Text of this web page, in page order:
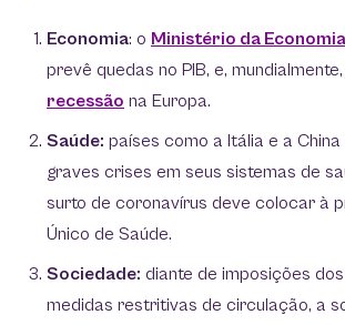
Economia: o Ministério da Economia
prevê quedas no PIB, e,
recessão na Europa.
Saúde: países como a Itália e a
graves crises em seus sistemas de
surto de coronavírus deve colocar à
Único de Saúde.
Sociedade: diante de imposições
medidas restritivas de circulação, a